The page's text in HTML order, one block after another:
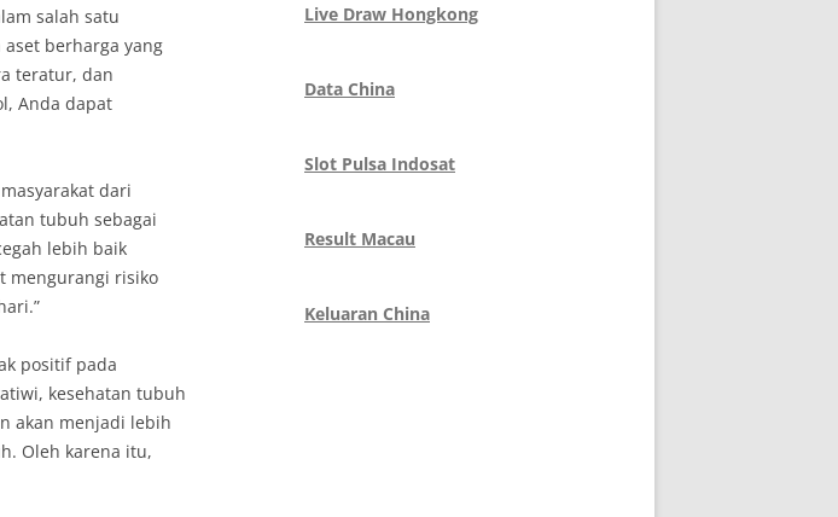
salah satu
berharga yang
teratur, dan
Anda dapat
dari
tubuh sebagai
lebih baik
mengurangi risiko
positif pada
kesehatan tubuh
akan menjadi lebih
Oleh karena itu,
Live Draw Hongkong
Data China
Slot Pulsa Indosat
Result Macau
Keluaran China